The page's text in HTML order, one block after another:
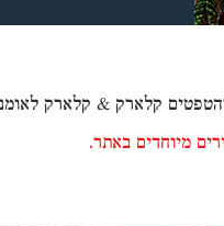
קלארק & קלארק
מיוחדים באתר.